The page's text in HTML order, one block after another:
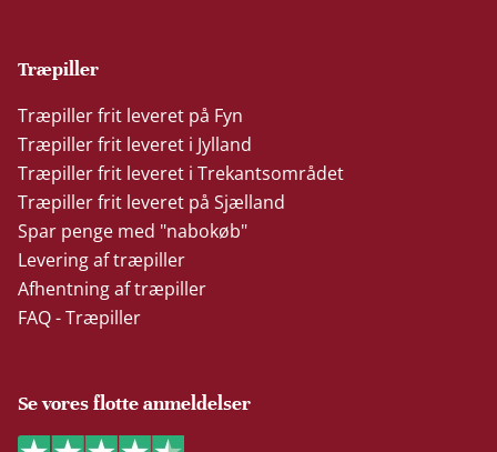
Træpiller
Træpiller frit leveret på Fyn
Træpiller frit leveret i Jylland
Træpiller frit leveret i Trekantsområdet
Træpiller frit leveret på Sjælland
Spar penge med "nabokøb"
Levering af træpiller
Afhentning af træpiller
FAQ - Træpiller
Se vores flotte anmeldelser